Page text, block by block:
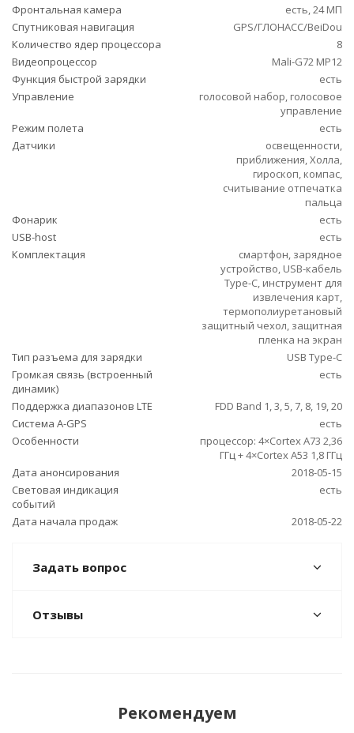
Фронтальная камера
есть, 24 МП
Спутниковая навигация
GPS/ГЛОНАСС/BeiDou
Количество ядер процессора
8
Видеопроцессор
Mali-G72 MP12
Функция быстрой зарядки
есть
Управление
голосовой набор, голосовое
управление
Режим полета
есть
Датчики
освещенности,
приближения, Холла,
гироскоп, компас,
считывание отпечатка
пальца
Фонарик
есть
USB-host
есть
Комплектация
смартфон, зарядное
устройство, USB-кабель
Type-C, инструмент для
извлечения карт,
термополиуретановый
защитный чехол, защитная
пленка на экран
Тип разъема для зарядки
USB Type-C
Громкая связь (встроенный
динамик)
есть
Поддержка диапазонов LTE
FDD Band 1, 3, 5, 7, 8, 19, 20
Cистема A-GPS
есть
Особенности
процессор: 4×Cortex A73 2,36
ГГц + 4×Cortex A53 1,8 ГГц
Дата анонсирования
2018-05-15
Световая индикация
событий
есть
Дата начала продаж 2018-05-22
Задать вопрос
Отзывы
Рекомендуем